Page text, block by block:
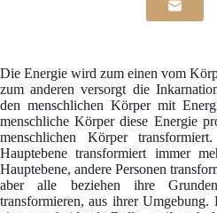
Die Energie wird zum einen vom
zum anderen versorgt die
den menschlichen Körper mit
menschliche Körper diese Energie
menschlichen Körper
Hauptebene transformiert immer
Hauptebene, andere Personen
aber alle beziehen ihre
transformieren, aus ihrer Umgebung.